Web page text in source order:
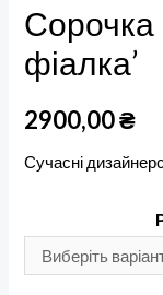
Сорочка
фіалка’
2900,00₴
Сучасні